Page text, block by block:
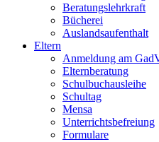
Beratungslehrkraft
Bücherei
Auslandsaufenthalt
Eltern
Anmeldung am
Elternberatung
Schulbuchausleihe
Schultag
Mensa
Unterrichtsbefreiung
Formulare